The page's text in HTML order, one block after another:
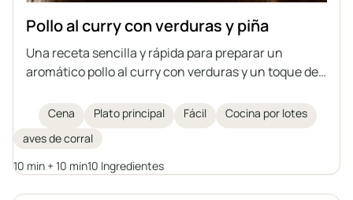
Pollo al curry con verduras y piña
Una receta sencilla y rápida para preparar un
aromático pollo al curry con verduras y un toque de
de aprovechar restos de caldo.
Cena Plato principal Fácil
Cocina por lotes
aves de corral
10 min + 10 min10 Ingredientes